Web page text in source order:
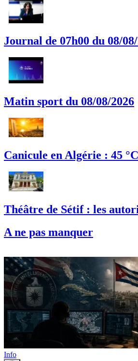
Journal de 07h00 du 08/
Matin sport du 08/08/2026
Canicule en Algérie : 45
Théâtre de Sétif : les
A ne pas manquer
Info